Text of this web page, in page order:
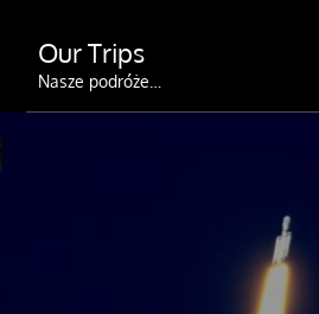
content
Our Trips
Nasze podróże…